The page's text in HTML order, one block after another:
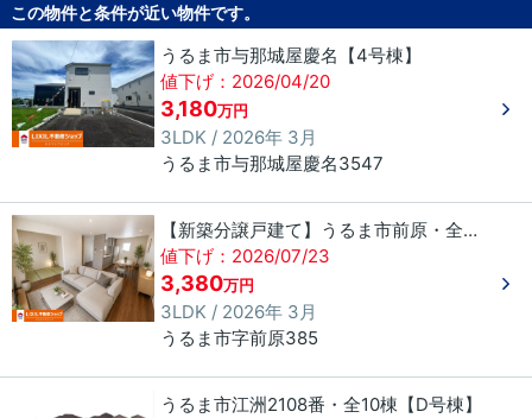
この物件と条件が近い物件です。
うるま市与那城屋慶名【4号棟】
値下げ：2026/04/20
3,180万円
3LDK / 2026年 3月
うるま市与那城屋慶名3547
【新築分譲戸建て】うるま市前原・全10棟〈２号棟〉
値下げ：2026/07/23
3,380万円
3LDK / 2026年 3月
うるま市字前原385
うるま市江洲2108番・全10棟【D号棟】